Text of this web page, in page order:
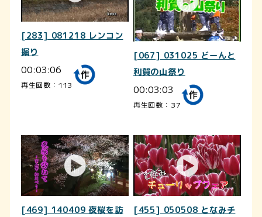
[283] 081218 レンコン
掘り
00:03:06
再生回数：113
[067] 031025 どーんと
利賀の山祭り
00:03:03
再生回数：37
[469] 140409 夜桜を訪
[455] 050508 となみチ